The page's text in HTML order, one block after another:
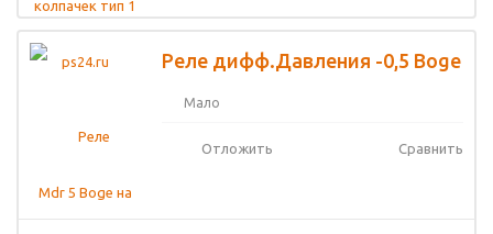
Реле дифф.Давления -0,5 Boge
Мало
Отложить Сравнить